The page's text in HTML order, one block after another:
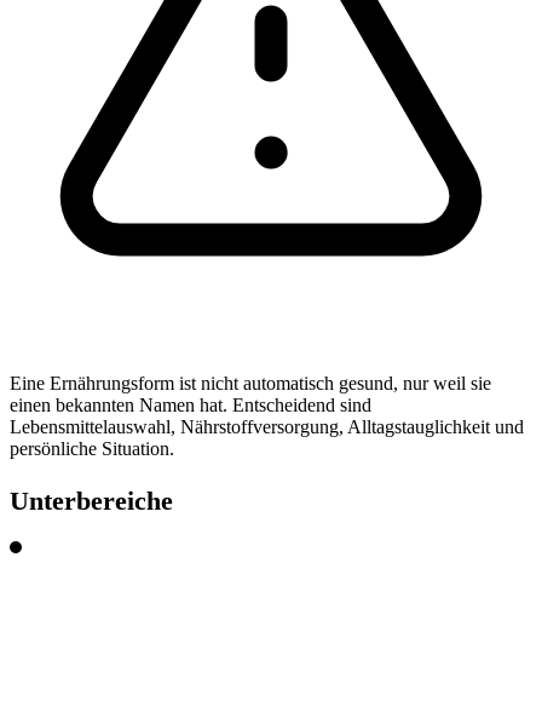
Eine Ernährungsform ist nicht automatisch gesund, nur weil sie
einen bekannten Namen hat. Entscheidend sind
Lebensmittelauswahl, Nährstoffversorgung, Alltagstauglichkeit und
persönliche Situation.
Unterbereiche